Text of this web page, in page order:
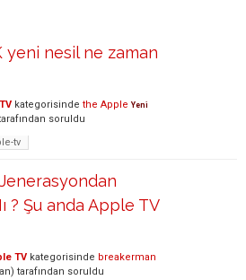
yeni nesil ne zaman
kategorisinde the Apple Yeni
soruldu
tv
? Şu anda Apple TV
TV kategorisinde breakerman
tarafından soruldu